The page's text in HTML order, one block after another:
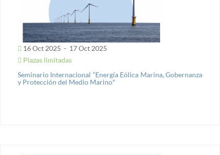
16 Oct 2025 - 17 Oct 2025
Plazas limitadas
Seminario Internacional “Energía Eólica Marina, Gobernanza
y Protección del Medio Marino"